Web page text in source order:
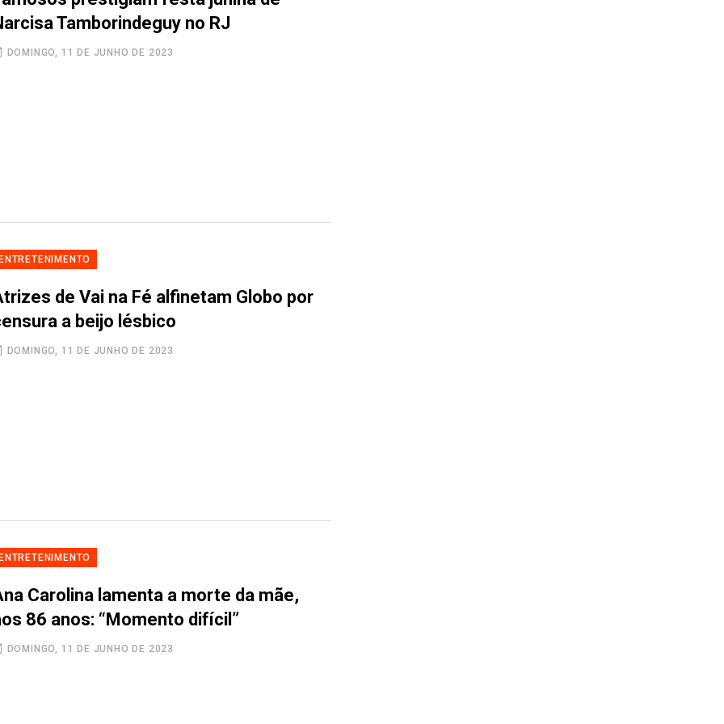
Tamborindeguy no RJ
DOMINGO, 11 DE JUNHO DE 2023
de Vai na Fé alfinetam Globo por
a beijo lésbico
DOMINGO, 11 DE JUNHO DE 2023
Carolina lamenta a morte da mãe,
86 anos: “Momento difícil”
DOMINGO, 11 DE JUNHO DE 2023